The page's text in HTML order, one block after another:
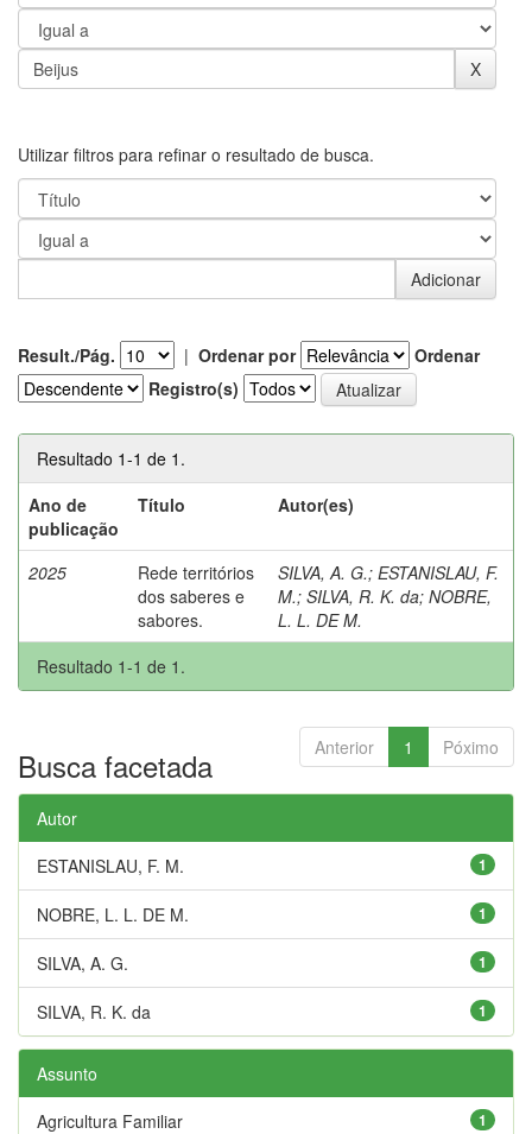
Utilizar filtros para refinar o resultado de busca.
Result./Pág. | Ordenar por
Ordenar
Registro(s)
Resultado 1-1 de 1.
Ano de
publicação
Título Autor(es)
2025
Rede territórios
dos saberes e
sabores.
SILVA, A. G.; ESTANISLAU, F.
M.; SILVA, R. K. da; NOBRE,
L. L. DE M.
Resultado 1-1 de 1.
Anterior 1 Póximo
Busca facetada
Autor
1
ESTANISLAU, F. M.
1
NOBRE, L. L. DE M.
1
SILVA, A. G.
1
SILVA, R. K. da
Assunto
1
Agricultura Familiar